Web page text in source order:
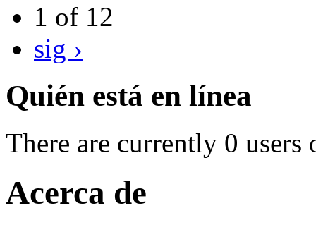
1 of 12
sig ›
Quién está en línea
There are currently 0 users
Acerca de